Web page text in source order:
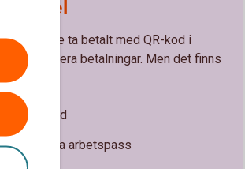
kan inte ta betalt med QR-kod i
era betalningar. Men det finns
i realtid
och fördela arbetspass